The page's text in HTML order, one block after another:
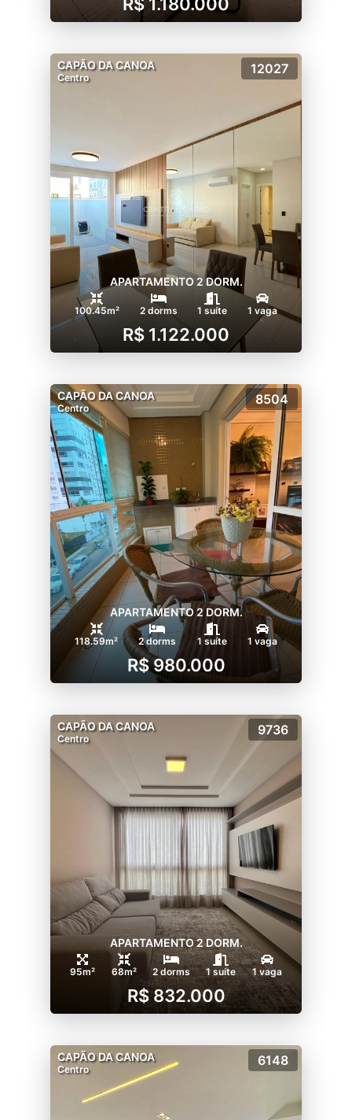
R$ 1.180.000
CAPÃO DA CANOA
Centro
12027
APARTAMENTO 2 DORM.
100.45m² 2 dorms 1 suíte 1 vaga
R$ 1.122.000
CAPÃO DA CANOA
Centro
8504
APARTAMENTO 2 DORM.
118.59m² 2 dorms 1 suíte 1 vaga
R$ 980.000
CAPÃO DA CANOA
Centro
9736
APARTAMENTO 2 DORM.
95m² 68m² 2 dorms 1 suíte 1 vaga
R$ 832.000
CAPÃO DA CANOA
Centro
6148